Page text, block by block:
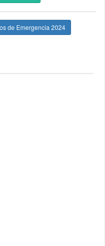
de Emergencia 2024